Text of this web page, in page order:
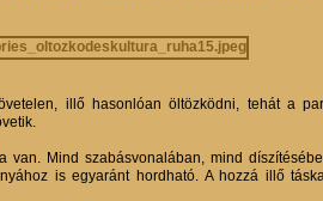
illő hasonlóan öltözködni, tehát a
van. Mind szabásvonalában, mind
is egyaránt hordható. A hozzá illő